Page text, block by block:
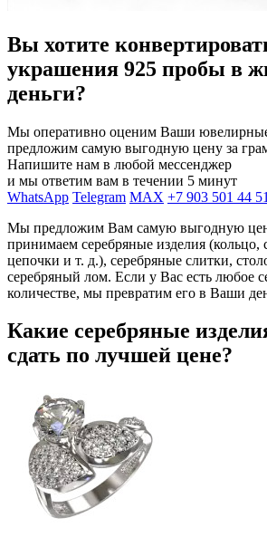
Вы хотите
украшения 925 пробы в
деньги?
Мы оперативно оценим Ваши
предложим самую выгодную цену за
Напишите нам в любой мессенджер
и мы ответим вам в течении 5 минут
WhatsApp Telegram MAX +7 903 501 44 51
Мы предложим Вам самую выгодную
принимаем серебряные изделия (кольцо,
цепочки и т. д.), серебряные слитки,
серебряный лом. Если у Вас есть любое
количестве, мы превратим его в Ваши
Какие серебряные
сдать по лучшей цене?